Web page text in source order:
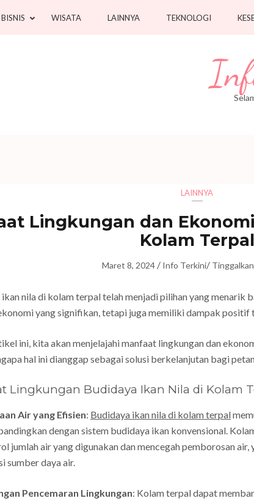
BISNIS WISATA LAINNYA TEKNOLOGI
LAINNYA
Lingkungan dan
Kolam Terpal
Maret 8, 2024/ Info Terkini/
nila di kolam terpal telah menjadi pilihan yang menarik
yang signifikan, tetapi juga memiliki dampak positif
ini, kita akan menjelajahi manfaat lingkungan dan
hal ini dianggap sebagai solusi berkelanjutan bagi
Lingkungan Budidaya Ikan Nila di Kolam
Air yang Efisien: Budidaya ikan nila di kolam terpal
dengan sistem budidaya ikan konvensional.
jumlah air yang digunakan dan mencegah pemborosan
sumber daya air.
Pencemaran Lingkungan: Kolam terpal dapat